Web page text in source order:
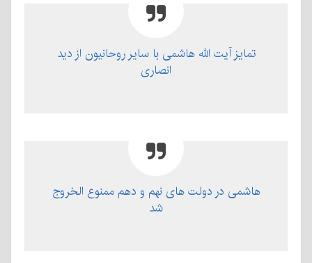
تمایز آیت الله هاشمی با سایر روحانیون از دید
انصاری
هاشمی در دولت های نهم و دهم ممنوع الخروج